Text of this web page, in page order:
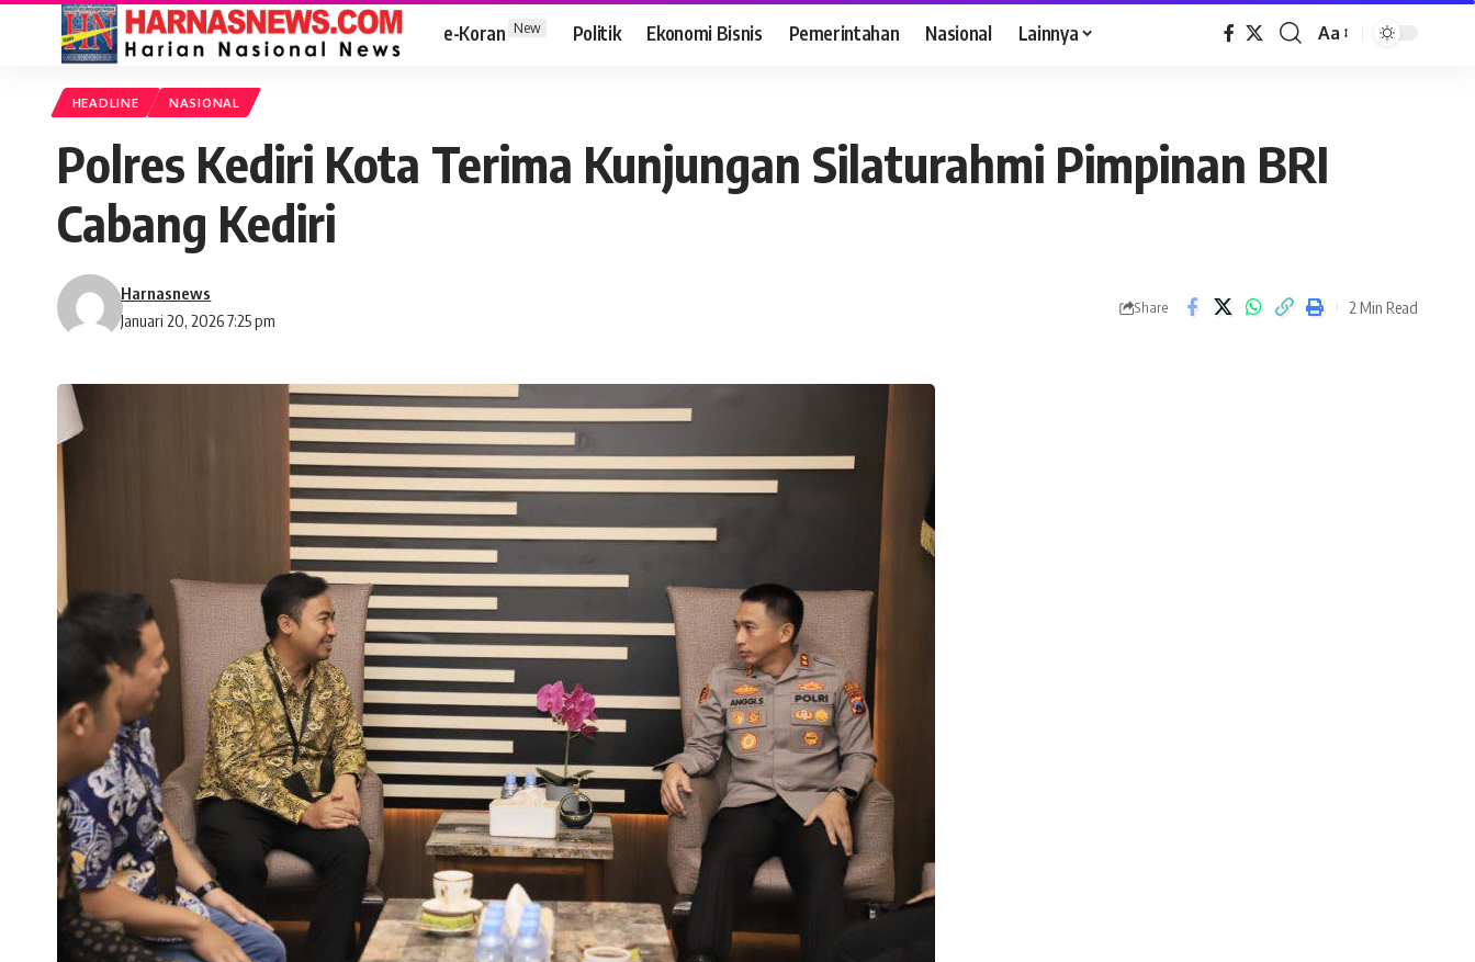
e-Koran New Politik Ekonomi Bisnis Pemerintahan Nasional Lainnya Aa
HEADLINE NASIONAL
Polres Kediri Kota Terima Kunjungan Silaturahmi Pimpinan BRI
Cabang Kediri
Januari 20, 2026 7:25 pm
Harnasnews
Share 2 Min Read